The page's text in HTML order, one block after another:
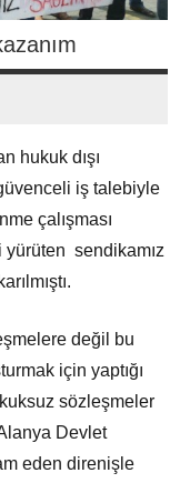
hukuk dışı
iş talebiyle
çalışması
yürüten sendikamız
değil bu
için yaptığı
sözleşmeler
Devlet
eden direnişle